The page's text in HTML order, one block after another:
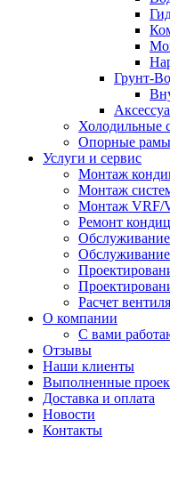
Грунт-
Холодильные
Опорные рамы
Услуги и сервис
Монтаж
Монтаж
Монтаж VRF/
Ремонт
Расчет
О компании
С вами
Отзывы
Наши клиенты
Выполненные
Доставка и оплата
Новости
Контакты